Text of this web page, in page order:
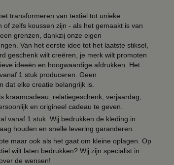
transformeren van textiel tot unieke
zelfs koussen zijn - als het gemaakt is van
grenzen, dankzij onze eigen
Van het eerste idee tot het laatste stiksel,
geschenk wilt creëren, je merk wilt promoten
ideeën en hoogwaardige afdrukken. Het
1 stuk produceren. Geen
dat elke creatie belangrijk is.
kraamcadeau, relatiegeschenk, verjaardag,
en origineel cadeau te geven.
vanaf 1 stuk. Wij bedrukken de kleding in
houden en snelle levering garanderen.
maar ook als het gaat om kleine oplagen. Op
wilt laten bedrukken? Wij zijn specialist in
de wensen!